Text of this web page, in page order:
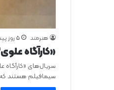
هنرمند 5 روز پیش
«کارآگاه علوی۳» به آنتن نزدیک شد
سیمافیلم هستند که